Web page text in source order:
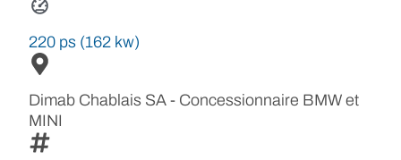
220 ps (162 kw)
Dimab Chablais SA - Concessionnaire BMW et
MINI